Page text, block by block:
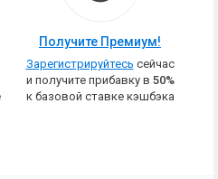
Получите Премиум!
Зарегистрируйтесь сейчас
и получите прибавку в 50%
к базовой ставке кэшбэка